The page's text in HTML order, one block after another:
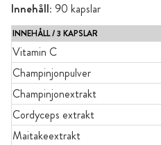
Innehåll: 90 kapslar
INNEHÅLL / 3 KAPSLAR
Vitamin C
Champinjonpulver
Champinjonextrakt
Cordyceps extrakt
Maitakeextrakt